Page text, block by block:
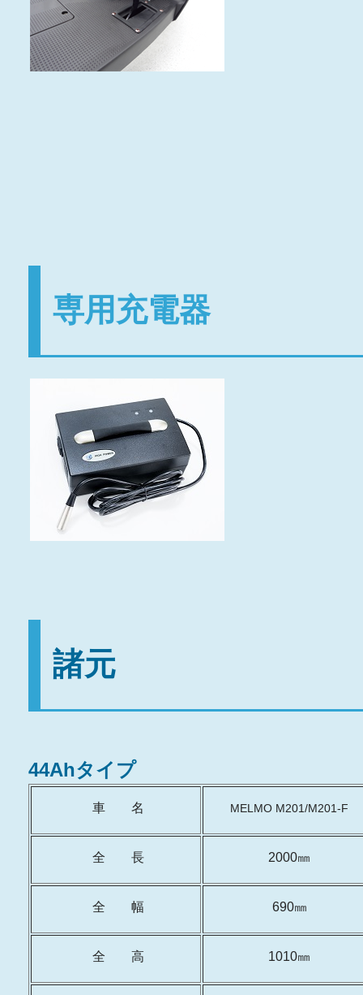
専用充電器
諸元
44Ahタイプ
車 名 MELMO M201/M201-F
全 長 2000㎜
全 幅 690㎜
全 高 1010㎜